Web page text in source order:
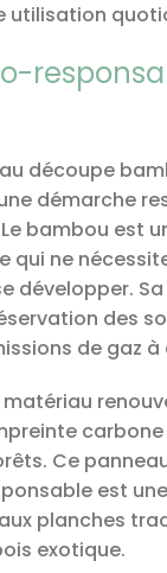
utilisation
découpe
démarche
bambou est
qui ne
développer.
des
de gaz à
Ce
est
planches
exotique.